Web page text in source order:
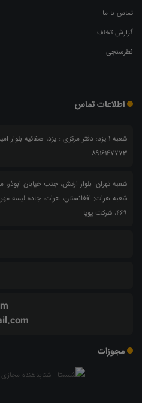
تماس با ما
گزارش تخلف
نظرسنجی
اطلاعات تماس
8916147773
شعبه تهران: بلوار ارتش، جنب خیابان ابوذر،
۴۶۹، شرکت پویا
مجوزات